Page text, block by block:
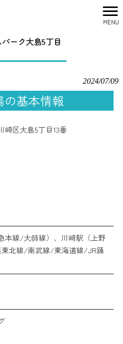
MENU
ウェルカムパーク大島5丁目
ーク大島5丁目
2024/07/09
の基本情報
崎区大島5丁目13番
本線/大師線）、川崎駅（上野
北線/南武線/東海道線/JR踊